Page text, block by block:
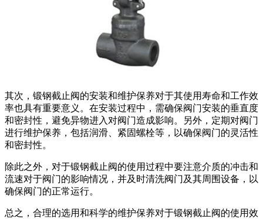
其次，锻钢截止阀的安装和维护保养对于其使用寿命和工作效
率也具有重要意义。在安装过程中，需确保阀门安装的垂直度
和密封性，避免异物进入对阀门造成影响。另外，定期对阀门
进行维护保养，包括润滑、紧固螺栓等，以确保阀门的灵活性
和密封性。
除此之外，对于锻钢截止阀的使用过程中要注意介质的冲击和
流速对于阀门的影响情况，并及时清洗阀门及其周围设备，以
确保阀门的正常运行。
总之，合理的选用和科学的维护保养对于锻钢截止阀的使用效